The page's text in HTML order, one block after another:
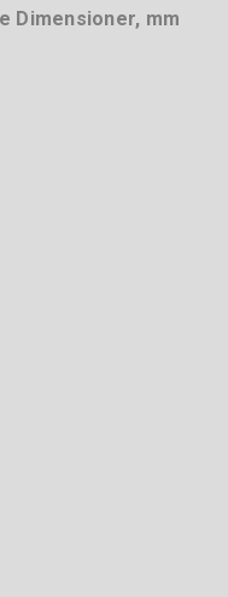
Dimensioner, mm